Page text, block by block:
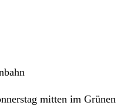
mitten im Grünen